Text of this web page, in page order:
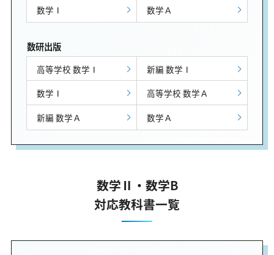
数学Ⅰ 数学Ａ
数研出版
高等学校 数学Ⅰ
新編 数学Ⅰ
数学Ⅰ
高等学校 数学Ａ
新編 数学Ａ
数学Ａ
数学Ⅱ・数学B
対応教科書一覧